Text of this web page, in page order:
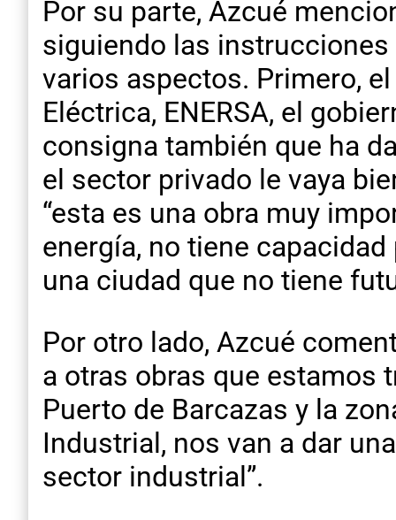
Por su parte, Azcué
siguiendo las instrucciones
varios aspectos. Primero,
Eléctrica, ENERSA, el
consigna también que ha
el sector privado le vaya
“esta es una obra muy
energía, no tiene
una ciudad que no tiene
Por otro lado, Azcué
a otras obras que estamos
Puerto de Barcazas y la
Industrial, nos van a dar
sector industrial”.